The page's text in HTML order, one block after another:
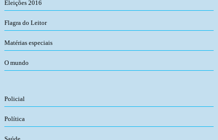
Eleições 2016
Flagra do Leitor
Matérias especiais
O mundo
Policial
Política